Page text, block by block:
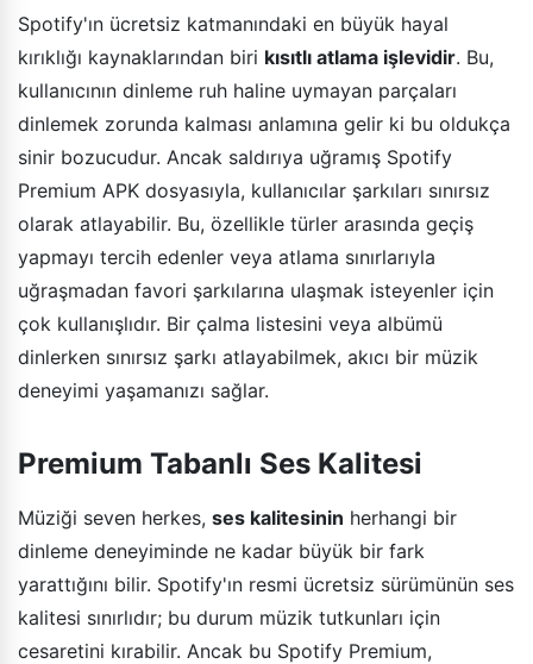
Spotify'ın ücretsiz katmanındaki en büyük hayal
kırıklığı kaynaklarından biri kısıtlı atlama işlevidir. Bu,
kullanıcının dinleme ruh haline uymayan parçaları
dinlemek zorunda kalması anlamına gelir ki bu oldukça
sinir bozucudur. Ancak saldırıya uğramış Spotify
Premium APK dosyasıyla, kullanıcılar şarkıları sınırsız
olarak atlayabilir. Bu, özellikle türler arasında geçiş
yapmayı tercih edenler veya atlama sınırlarıyla
uğraşmadan favori şarkılarına ulaşmak isteyenler için
çok kullanışlıdır. Bir çalma listesini veya albümü
dinlerken sınırsız şarkı atlayabilmek, akıcı bir müzik
deneyimi yaşamanızı sağlar.
Premium Tabanlı Ses Kalitesi
Müziği seven herkes, ses kalitesinin herhangi bir
dinleme deneyiminde ne kadar büyük bir fark
yarattığını bilir. Spotify'ın resmi ücretsiz sürümünün ses
kalitesi sınırlıdır; bu durum müzik tutkunları için
cesaretini kırabilir. Ancak bu Spotify Premium,